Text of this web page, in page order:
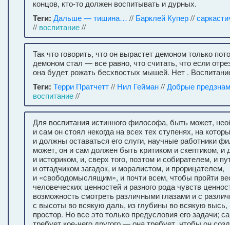
концов, кто-то должен воспитывать и дурных.
Теги: Дальше — тишина… // Барклей Купер//
// воспитание//
Так что говорить, что он вырастет демоном только
демоном стал — все равно, что считать, что если
она будет рожать бесхвостых мышей. Нет .
Теги: Терри Пратчетт// Нил Гейман//Добрые
воспитание//
Для воспитания истинного философа, быть может,
и сам он стоял некогда на всех тех ступенях, на
и должны оставаться его слуги, научные работники
может, он и сам должен быть критиком и скептиком, и
и историком, и, сверх того, поэтом и собирателем, и
и отгадчиком загадок, и моралистом, и прорицателем,
и «свободомыслящим», и почти всем, чтобы пройти
человеческих ценностей и разного рода чувств
возможность смотреть различными глазами и с
с высоты во всякую даль, из глубины во всякую высь,
простор. Но все это только предусловия его задачи;